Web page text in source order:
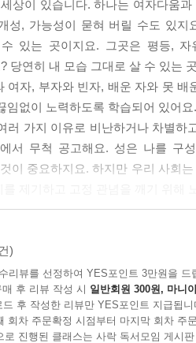
상이 있습니다. 하나는 여자다움
성, 가능성이 묻혀 버릴 수도 있
있는 곳이지요. 그곳은 평등,
당연히 내 모습 그대로 살 수 있는
여자, 부자와 빈자, 배운 자와 못
임없이 노력하도록 학습되어 있어
러 가지 이유로 비난하거나 차별
서 무척 공고해요. 성은 나를 구
것이 중요하지요. 하지만 우리 사회
희정은 대중과 가장 가까이에서
성다움이 어떻게 다루어지는지
성 고정 관념에서 벗어나 한 사람
각해요. 그래서 이 책을 썼습니다.
한 개념을 제대로 알려 주어 성 고
)
리뷰를 선정하여 YES포인트 3만원을 드
후 리뷰 작성 시 일반회원 300원, 마니
드 후 작성한 리뷰만 YES포인트 지급됩니
회차 주문확정 시점부터 마지막 회차 주
로 진행된 클래스는 사락 독서모임 게시